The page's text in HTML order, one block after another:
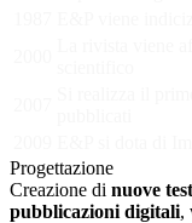
Progettazione
Creazione di nuove
pubblicazioni digitali,